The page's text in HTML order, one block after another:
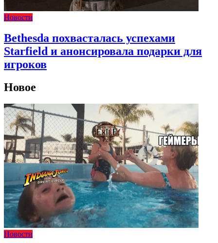
Новости
Bethesda похвасталась успехами
Starfield и анонсировала подарки для
игроков
Новое
Новости